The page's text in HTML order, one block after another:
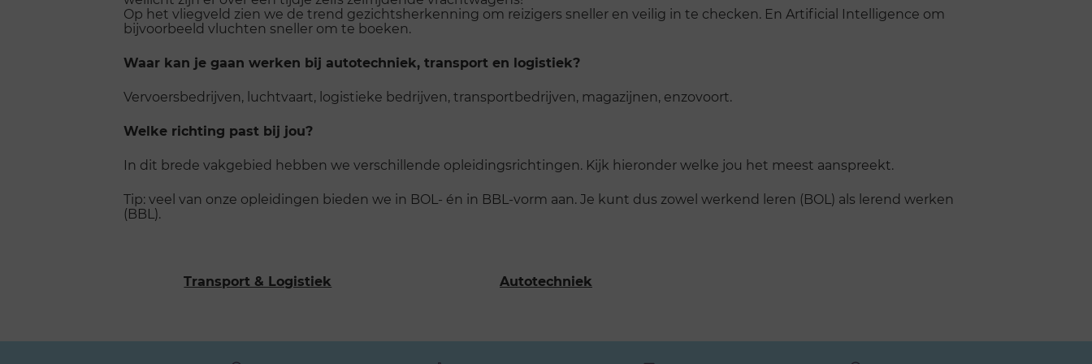
Op het vliegveld zien we de trend gezichtsherkenning om reizigers sneller en veilig in te checken. En Artificial Intelligence om
bijvoorbeeld vluchten sneller om te boeken.
Waar kan je gaan werken bij autotechniek, transport en logistiek?
Vervoersbedrijven, luchtvaart, logistieke bedrijven, transportbedrijven, magazijnen, enzovoort.
Welke richting past bij jou?
In dit brede vakgebied hebben we verschillende opleidingsrichtingen. Kijk hieronder welke jou het meest aanspreekt.
Tip: veel van onze opleidingen bieden we in BOL- én in BBL-vorm aan. Je kunt dus zowel werkend leren (BOL) als lerend werken
(BBL).
Transport & Logistiek Autotechniek